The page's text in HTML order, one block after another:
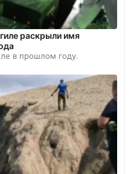
раскрыли имя
в прошлом году.